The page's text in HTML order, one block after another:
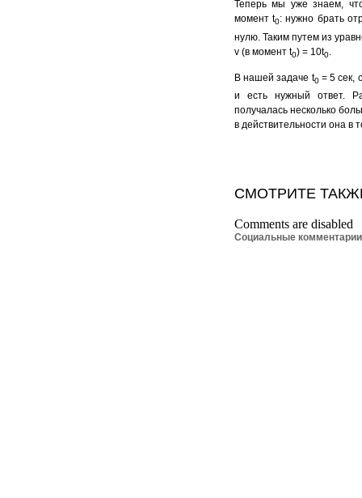
Теперь мы уже знаем,
момент t0: нужно брать
нулю. Таким путем из
v (в момент t0) = 10t0
В нашей задаче t0= 5 сек,
и есть нужный ответ.
получалась несколько
в действительности она в
СМОТРИТЕ
Comments are disabled
Социальные